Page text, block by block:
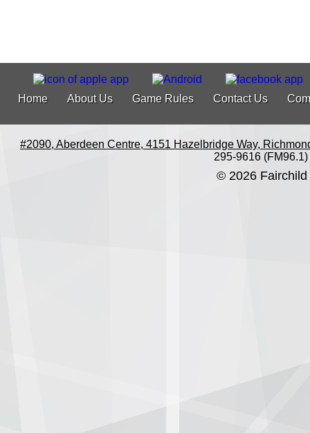
Home About Us Game Rules Contact Us
#2090, Aberdeen Centre, 4151 Hazelbridge Way,
295-9616 (FM96.1)
© 2026 Fairchild